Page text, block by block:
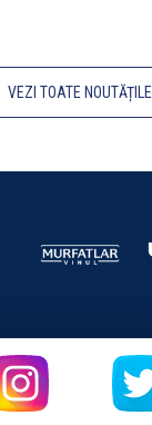
VEZI TOATE NOUTĂȚILE